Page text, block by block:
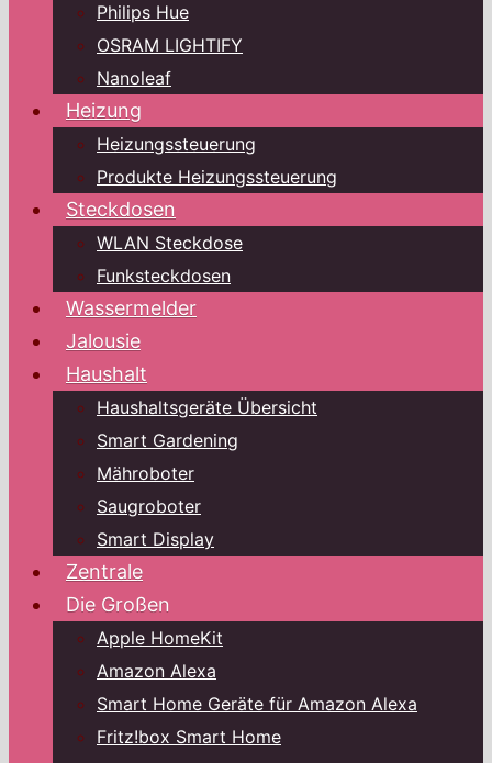
Philips Hue
OSRAM LIGHTIFY
Nanoleaf
Heizung
Heizungssteuerung
Produkte Heizungssteuerung
Steckdosen
WLAN Steckdose
Funksteckdosen
Wassermelder
Jalousie
Haushalt
Haushaltsgeräte Übersicht
Smart Gardening
Mähroboter
Saugroboter
Smart Display
Zentrale
Die Großen
Apple HomeKit
Amazon Alexa
Smart Home Geräte für Amazon Alexa
Fritz!box Smart Home